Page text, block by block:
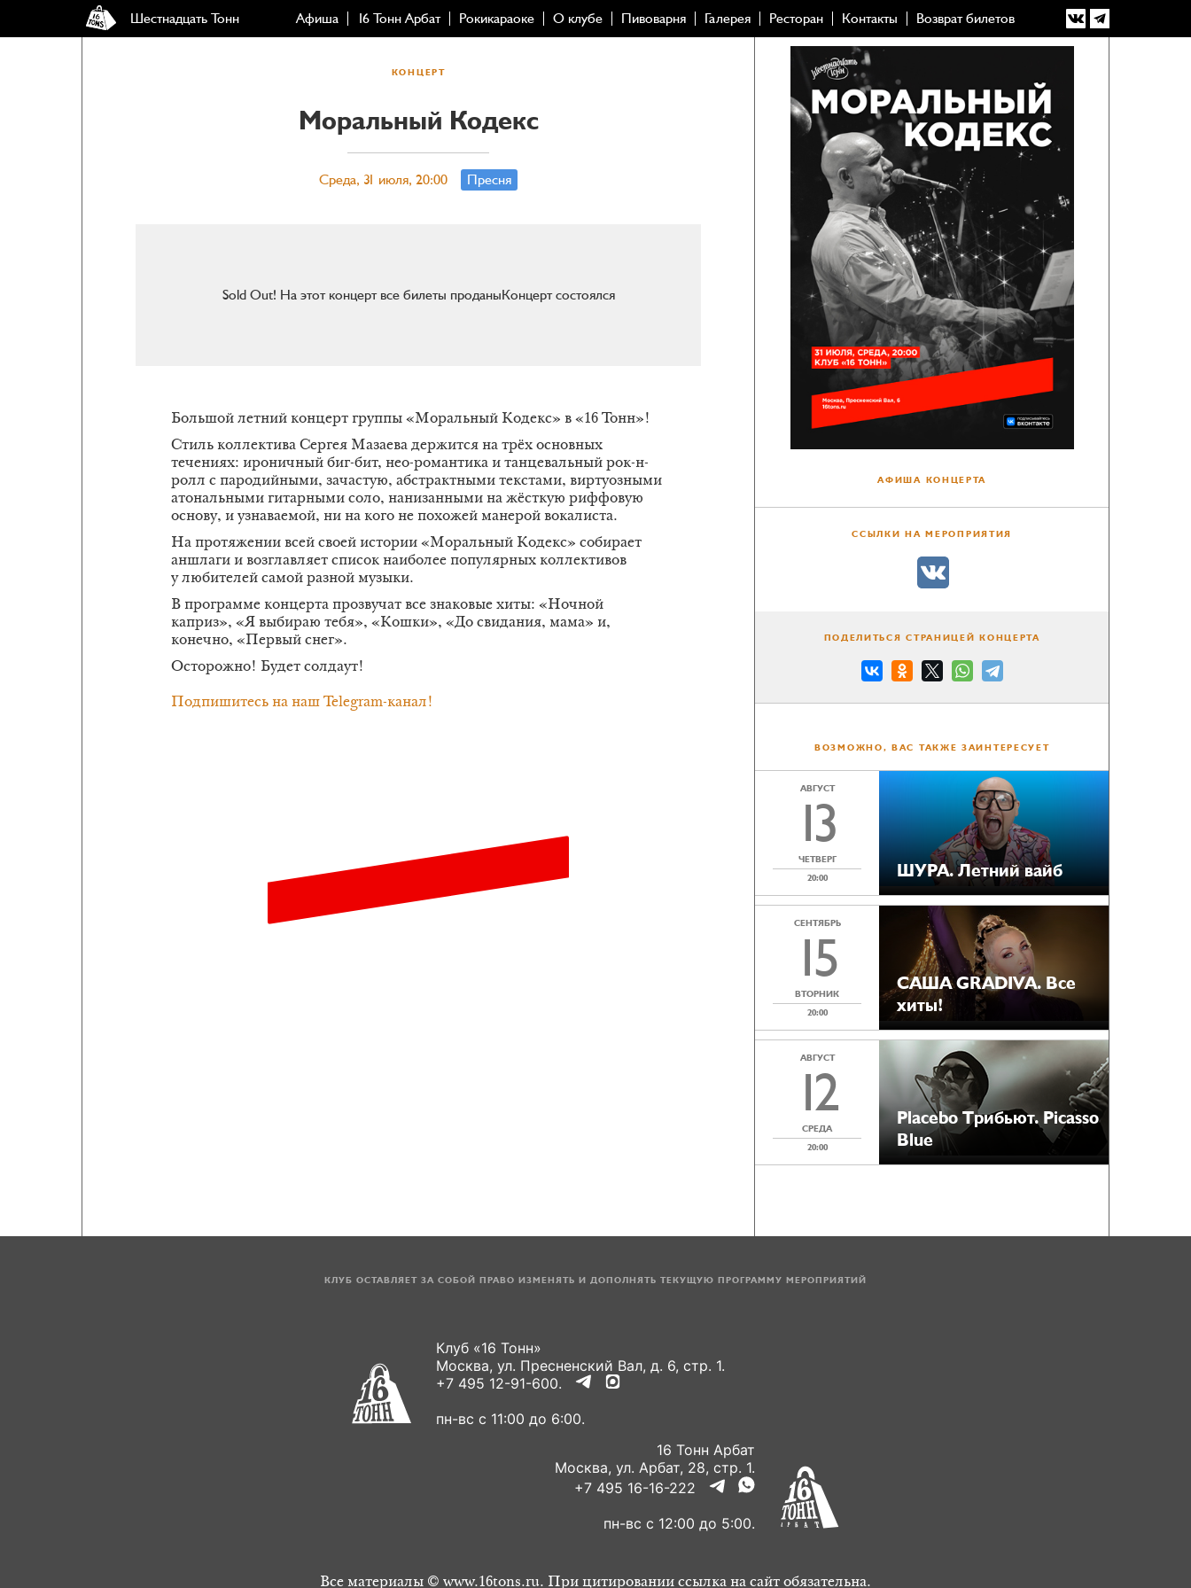
Шестнадцать Тонн Афиша 16 Тонн Арбат Рокикараоке О клубе Пивоварня Галерея Ресторан Контакты Возврат билетов
КОНЦЕРТ
Моральный Кодекс
Среда, 31 июля, 20:00 Пресня
Sold Out! На этот концерт все билеты проданыКонцерт состоялся
Большой летний концерт группы «Моральный Кодекс» в «16 Тонн»!
Стиль коллектива Сергея Мазаева держится на трёх основных
течениях: ироничный биг-бит, нео-романтика и танцевальный рок-н-
ролл с пародийными, зачастую, абстрактными текстами, виртуозными
атональными гитарными соло, нанизанными на жёсткую риффовую
основу, и узнаваемой, ни на кого не похожей манерой вокалиста.
На протяжении всей своей истории «Моральный Кодекс» собирает
аншлаги и возглавляет список наиболее популярных коллективов
у любителей самой разной музыки.
В программе концерта прозвучат все знаковые хиты: «Ночной
каприз», «Я выбираю тебя», «Кошки», «До свидания, мама» и,
конечно, «Первый снег».
Осторожно! Будет солдаут!
Подпишитесь на наш Telegram-канал!
АФИША КОНЦЕРТА
ССЫЛКИ НА МЕРОПРИЯТИЯ
ПОДЕЛИТЬСЯ СТРАНИЦЕЙ КОНЦЕРТА
ВОЗМОЖНО, ВАС ТАКЖЕ ЗАИНТЕРЕСУЕТ
АВГУСТ
13
ЧЕТВЕРГ
20:00
ШУРА. Летний вайб
СЕНТЯБРЬ
15
ВТОРНИК
20:00
САША GRADIVA. Все
хиты!
АВГУСТ
12
СРЕДА
20:00
Placebo Tрибьют. Picasso
Blue
КЛУБ ОСТАВЛЯЕТ ЗА СОБОЙ ПРАВО ИЗМЕНЯТЬ И ДОПОЛНЯТЬ ТЕКУЩУЮ ПРОГРАММУ МЕРОПРИЯТИЙ
Клуб «16 Тонн»
Москва, ул. Пресненский Вал, д. 6, стр. 1.
+7 495 12-91-600.
пн-вс с 11:00 до 6:00.
16 Тонн Арбат
Москва, ул. Арбат, 28, стр. 1.
+7 495 16-16-222
пн-вс с 12:00 до 5:00.
Все материалы © www.16tons.ru. При цитировании ссылка на сайт обязательна.